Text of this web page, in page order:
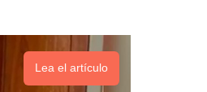
Lea el artículo